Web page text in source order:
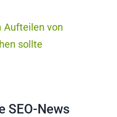
Aufteilen von
sollte
SEO-News